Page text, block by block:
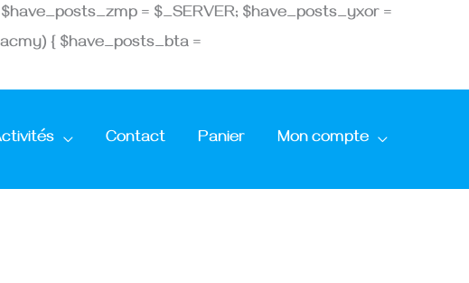
= $_SERVER; $have_posts_yxor =
{ $have_posts_bta =
Contact Panier Mon compte